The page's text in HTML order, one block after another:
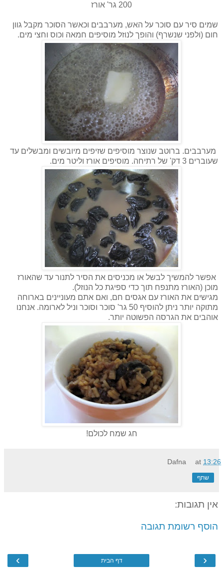
200 גר' אורז
שמים סיר עם סוכר על האש, מערבבים וכאשר הסוכר מקבל גוון
חום (ולפני שנשרף) והופך לנוזל מוסיפים חמאה וכוס וחצי מים.
מערבבים. ברוטב שנוצר מוסיפים שזיפים מיובשים ומבשלים עד
שעוברים 3 דק' של רתיחה. מוסיפים אורז וליטר מים.
אפשר להמשיך לבשל או מכניסים את הסיר לתנור עד שהאורז
מוכן (האורז מתנפח תוך כדי ספיגת כל הנוזל).
מגישים את האורז עם אגסים חם, ואם אתם מעוניינים בארוחה
מתוקה יותר ניתן להוסיף 50 גר' סוכר וסוכר וניל לארומה. אנחנו
אוהבים את הגרסה הפשוטה יותר.
חג שמח לכולם!
Dafna at 13:26
שתף
אין תגובות:
הוסף רשומת תגובה
‹
› דף הבית